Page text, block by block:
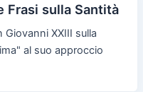
Frasi sulla Santità
Giovanni XXIII sulla
al suo approccio